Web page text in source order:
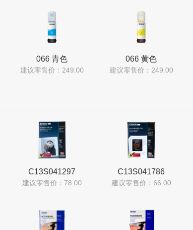
066 青色
建议零售价：249.00
066 黄色
建议零售价：249.00
C13S041297
建议零售价：78.00
C13S041786
建议零售价：66.00